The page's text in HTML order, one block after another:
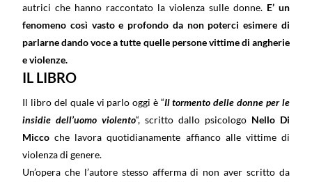
autrici che hanno raccontato la violenza sulle donne. E’ un
fenomeno così vasto e profondo da non poterci esimere di
parlarne dando voce a tutte quelle persone vittime di angherie
e violenze.
IL LIBRO
Il libro del quale vi parlo oggi è “Il tormento delle donne per le
insidie dell’uomo violento“, scritto dallo psicologo Nello Di
Micco che lavora quotidianamente affianco alle vittime di
violenza di genere.
Un’opera che l’autore stesso afferma di non aver scritto da